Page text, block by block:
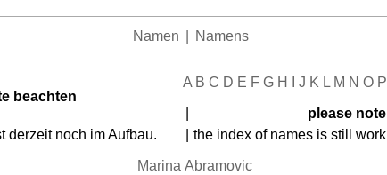
Namen Namens
A B C D E F G H J K L M N O P
beachten
please note
derzeit noch im Aufbau.
the index of names is still
Marina Abramovic